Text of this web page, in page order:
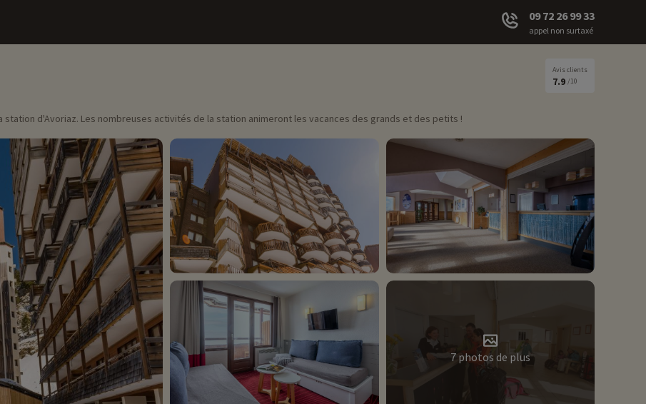
09 72 26 99 33
appel non surtaxé
Avis clients
7.9 /10
d'Avoriaz. Les nombreuses activités de la station animeront les vacances des grands et des petits !
7 photos de plus